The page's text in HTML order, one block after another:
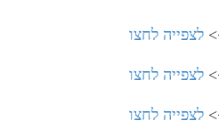
לצפייה לחצו
לצפייה לחצו
לצפייה לחצו